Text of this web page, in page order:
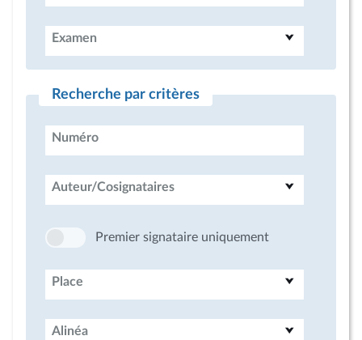
Examen
Recherche par critères
Numéro
Auteur/Cosignataires
Premier signataire uniquement
Place
Alinéa